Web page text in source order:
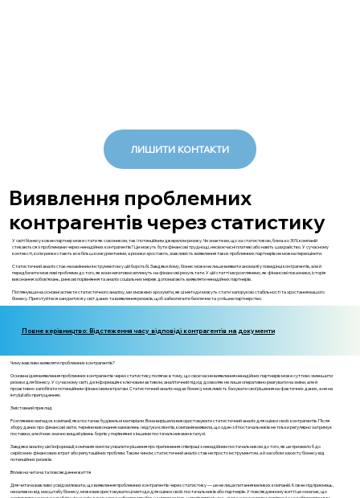
ЛИШИТИ КОНТАКТИ
Виявлення проблемних
контрагентів через статистику
У світі бізнесу кожен партнер може стати як союзником, так і потенційним джерелом ризику. Чи знаєте ви, що за статистикою, близько 30% компаній
стикаються з проблемами через ненадійних контрагентів? Це можуть бути фінансові труднощі, несвоєчасні платежі або навіть шахрайство. У сучасному
контексті, коли ринки стають все більш конкурентними, а ризики зростають, важливість виявлення таких проблемних партнерів не можна переоцінити.
Статистичний аналіз стає незамінним інструментом у цій боротьбі. Завдяки йому, бізнес може не лише виявити аномалії у поведінці контрагентів, але й
передбачити можливі проблеми до того, як вони негативно вплинуть на фінансові результати. У цій статті ми розглянемо, як фінансові показники, історія
виконання зобов'язань, ринкові порівняння та аналіз соціальних мереж допомагають виявляти ненадійних партнерів.
Поглянувши на основні аспекти статистичного аналізу, ми зможемо зрозуміти, як ці методи можуть стати запорукою стабільності та зростання вашого
бізнесу. Приготуйтеся зануритися у світ даних та виявлення ризиків, щоб забезпечити безпечне та успішне партнерство.
Повне керівництво: Відстеження часу відповіді контрагентів на документи
Чому важливо виявляти проблемних контрагентів?
Основна ідея виявлення проблемних контрагентів через статистику полягає в тому, що своєчасне виявлення ненадійних партнерів може суттєво зменшити
ризики для бізнесу. У сучасному світі, де інформація є ключовим активом, аналітичний підхід дозволяє не лише оперативно реагувати на зміни, але й
проактивно запобігати потенційним фінансовим втратам. Статистичний аналіз надає бізнесу можливість базувати свої рішення на фактичних даних, а не на
інтуїції або припущеннях.
Змістовний приклад
Розглянемо випадок компанії, яка постачає будівельні матеріали. Вона вирішила використовувати статистичний аналіз для оцінки своїх контрагентів. Після
збору даних про фінансові звіти, терміни виконання замовлень і відгуки клієнтів, компанія виявила, що один з її постачальників не тільки регулярно затримує
поставки, але й має значно вищий рівень боргів у порівнянні з іншими постачальниками в галузі.
Завдяки аналізу цієї інформації, компанія змогла ухвалити рішення про припинення співпраці з ненадійним постачальником до того, як це призвело б до
серйозних фінансових втрат або репутаційних проблем. Таким чином, статистичний аналіз став не просто інструментом, а й засобом захисту бізнесу від
потенційних ризиків.
Вплив на читача та повсякденне життя
Для читача важливо усвідомлювати, що виявлення проблемних контрагентів через статистику — це не лише питання великих компаній. Кожен підприємець,
незалежно від масштабу бізнесу, може використовувати ці методи для оцінки своїх постачальників або партнерів. У повсякденному житті це означає, що